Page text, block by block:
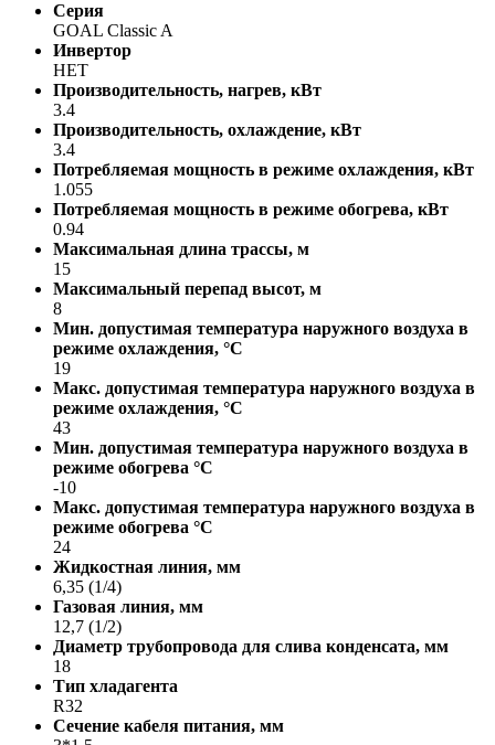
Серия
GOAL Classic A
Инвертор
НЕТ
Производительность, нагрев, кВт
3.4
Производительность, охлаждение, кВт
3.4
Потребляемая мощность в режиме охлаждения, кВт
1.055
Потребляемая мощность в режиме обогрева, кВт
0.94
Максимальная длина трассы, м
15
Максимальный перепад высот, м
8
Мин. допустимая температура наружного воздуха в
режиме охлаждения, °С
19
Макс. допустимая температура наружного воздуха в
режиме охлаждения, °С
43
Мин. допустимая температура наружного воздуха в
режиме обогрева °С
-10
Макс. допустимая температура наружного воздуха в
режиме обогрева °С
24
Жидкостная линия, мм
6,35 (1/4)
Газовая линия, мм
12,7 (1/2)
Диаметр трубопровода для слива конденсата, мм
18
Тип хладагента
R32
Сечение кабеля питания, мм